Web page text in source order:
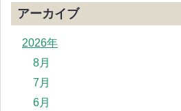
アーカイブ
2026年
8月
7月
6月